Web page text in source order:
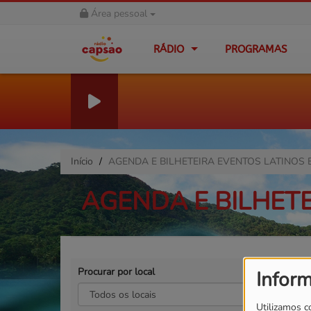
Utilizamos
Área pessoal
RÁDIO PROGRAMAS
Início AGENDA E BILHETEIRA EVENTOS LATINOS
AGENDA E
Procurar por local